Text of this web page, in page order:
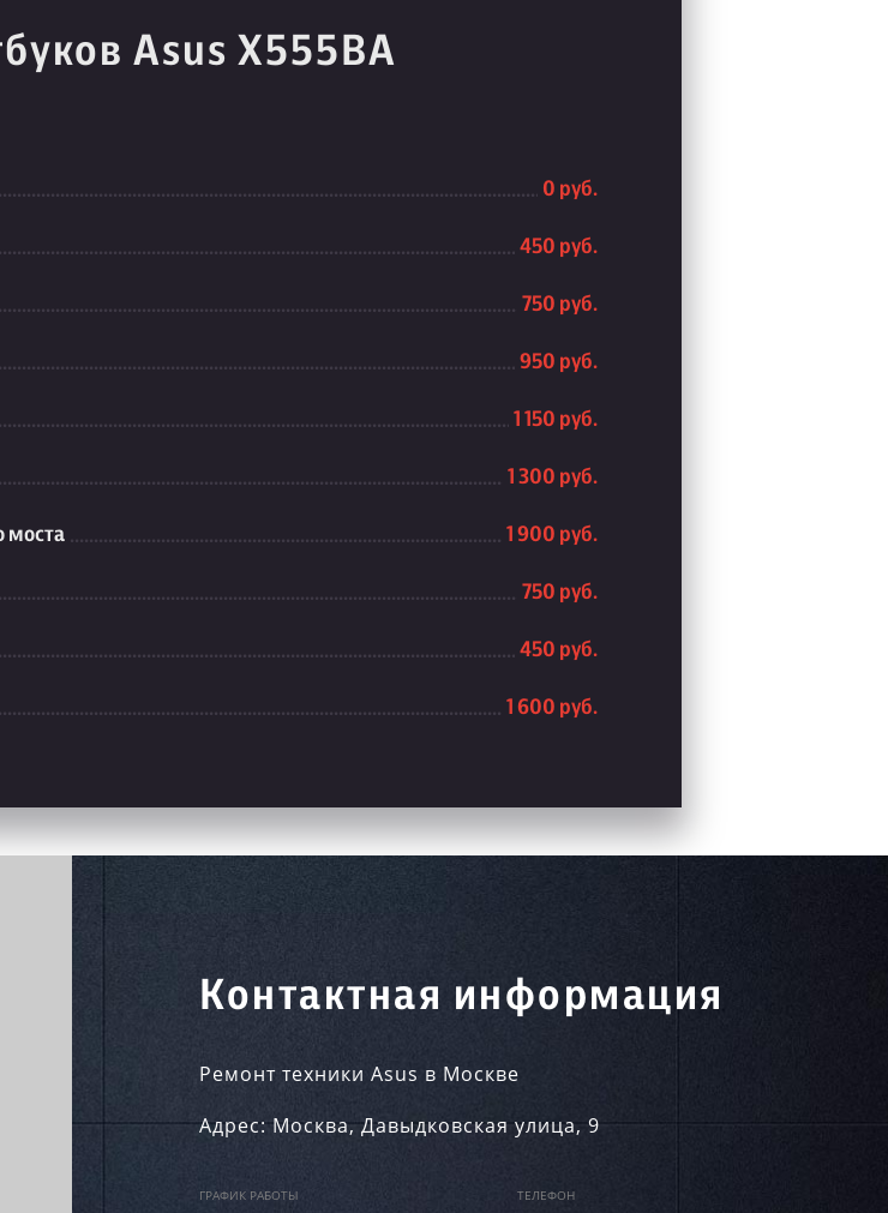
Asus X555BA
0 руб.
450 руб.
750 руб.
950 руб.
1 150 руб.
1 300 руб.
моста 1 900 руб.
750 руб.
450 руб.
1 600 руб.
Контактная информация
Ремонт техники Asus в Москве
Адрес:Москва,Давыдковская улица, 9
ГРАФИК РАБОТЫ ТЕЛЕФОН